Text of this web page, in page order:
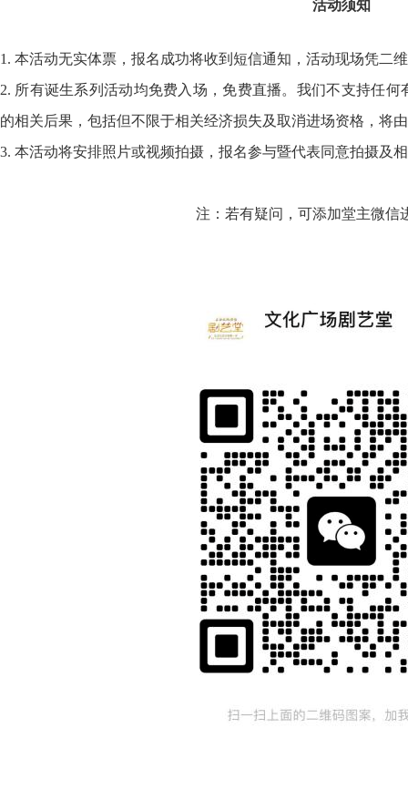
活动须知
1. 本活动无实体票，报名成功将收到短信通知，活动现场凭二
2. 所有诞生系列活动均免费入场，免费直播。我们不支持任
的相关后果，包括但不限于相关经济损失及取消进场资格，将
3. 本活动将安排照片或视频拍摄，报名参与暨代表同意拍摄及
注：若有疑问，可添加堂主微信